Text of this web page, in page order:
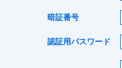
暗証番号
認証用パスワード